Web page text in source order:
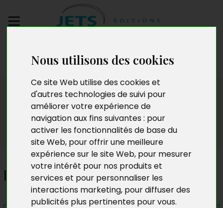
Nous utilisons des cookies
Ce site Web utilise des cookies et
d'autres technologies de suivi pour
améliorer votre expérience de
navigation aux fins suivantes : pour
activer les fonctionnalités de base du
site Web, pour offrir une meilleure
expérience sur le site Web, pour mesurer
votre intérêt pour nos produits et
services et pour personnaliser les
interactions marketing, pour diffuser des
publicités plus pertinentes pour vous.
manuscrit
Presse
Impitoyables mensonges